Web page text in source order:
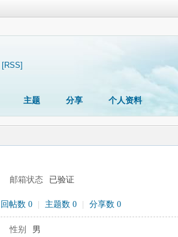
[RSS]
主题 分享 个人资料
邮箱状态 已验证
回帖数 0 主题数 0 分享数 0
性别
男